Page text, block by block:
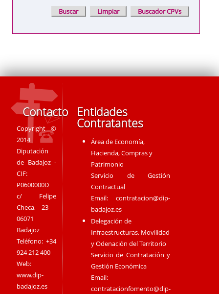
Contacto
Copyright ©
2014
Diputación
de Badajoz -
CIF:
P0600000D
c/ Felipe
Checa, 23 -
06071
Badajoz
Teléfono: +34
924 212 400
Web:
www.dip-
badajoz.es
Entidades
Contratantes
Área de Economía,
Hacienda, Compras y
Patrimonio
Servicio de Gestión
Contractual
Email:contratacion@dip-
badajoz.es
Delegación de
Infraestructuras, Movilidad
y Odenación del Territorio
Servicio de Contratación y
Gestión Económica
Email:
contratacionfomento@dip-